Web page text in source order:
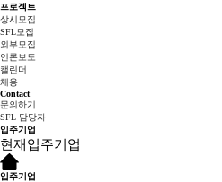
프로젝트
상시모집
SFL모집
외부모집
언론보도
캘린더
채용
Contact
문의하기
SFL 담당자
입주기업
현재입주기업
입주기업